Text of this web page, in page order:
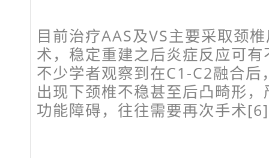
目前治疗AAS及VS主要采取颈
术，稳定重建之后炎症反应可
不少学者观察到在C1-C2融合后
出现下颈椎不稳甚至后凸畸形
功能障碍，往往需要再次手术